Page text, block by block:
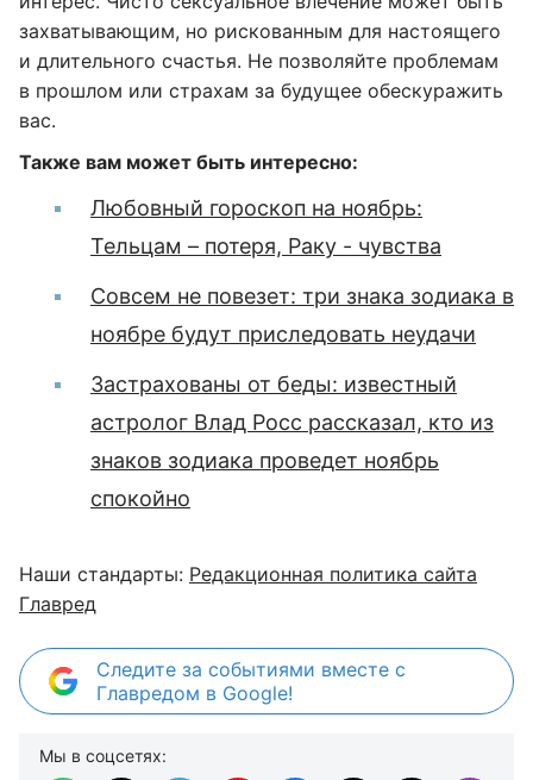
захватывающим, но рискованным для настоящего
и длительного счастья. Не позволяйте проблемам
в прошлом или страхам за будущее обескуражить
вас.
Также вам может быть интересно:
Любовный гороскоп на ноябрь:
Тельцам – потеря, Раку - чувства
Совсем не повезет: три знака зодиака в
ноябре будут приследовать неудачи
Застрахованы от беды: известный
астролог Влад Росс рассказал, кто из
знаков зодиака проведет ноябрь
спокойно
Наши стандарты: Редакционная политика сайта
Главред
Следите за событиями вместе с
Главредом в Google!
Мы в соцсетях: